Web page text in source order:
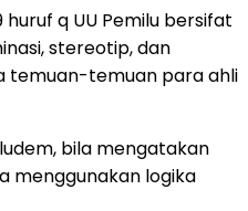
q UU Pemilu bersifat
stereotip, dan
temuan-temuan para ahli
bila mengatakan
menggunakan logika